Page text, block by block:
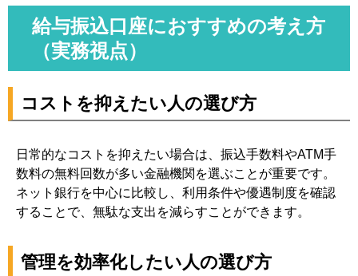
給与振込口座におすすめの考え方
（実務視点）
コストを抑えたい人の選び方
日常的なコストを抑えたい場合は、振込手数料やATM手
数料の無料回数が多い金融機関を選ぶことが重要です。
ネット銀行を中心に比較し、利用条件や優遇制度を確認
することで、無駄な支出を減らすことができます。
管理を効率化したい人の選び方